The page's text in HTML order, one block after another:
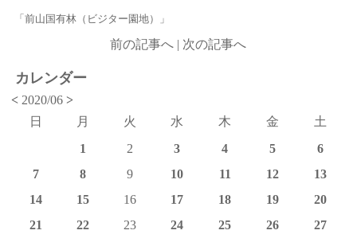
「前山国有林（ビジター園地）」
前の記事へ | 次の記事へ
カレンダー
< 2020/06>
日
月 火 水 木 金
土
1
2 3 4 5
6
7
8 9 10 11 12
13
14
15 16 17 18 19
20
21
22 23 24 25 26
27